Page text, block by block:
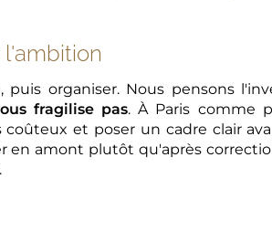
organiser. Nous pensons
fragilise pas. À Paris comme
et poser un cadre clair
amont plutôt qu'après